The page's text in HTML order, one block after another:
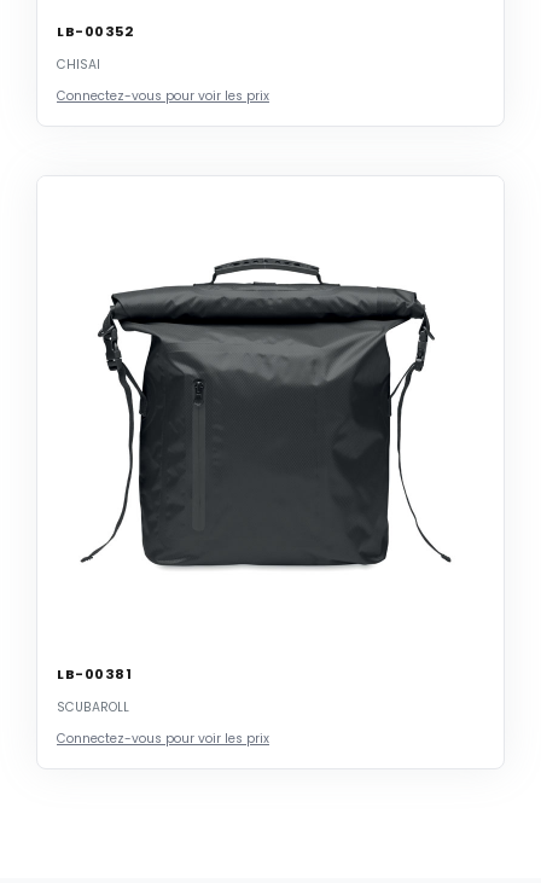
LB-00352
CHISAI
Connectez-vous pour voir les prix
LB-00381
SCUBAROLL
Connectez-vous pour voir les prix